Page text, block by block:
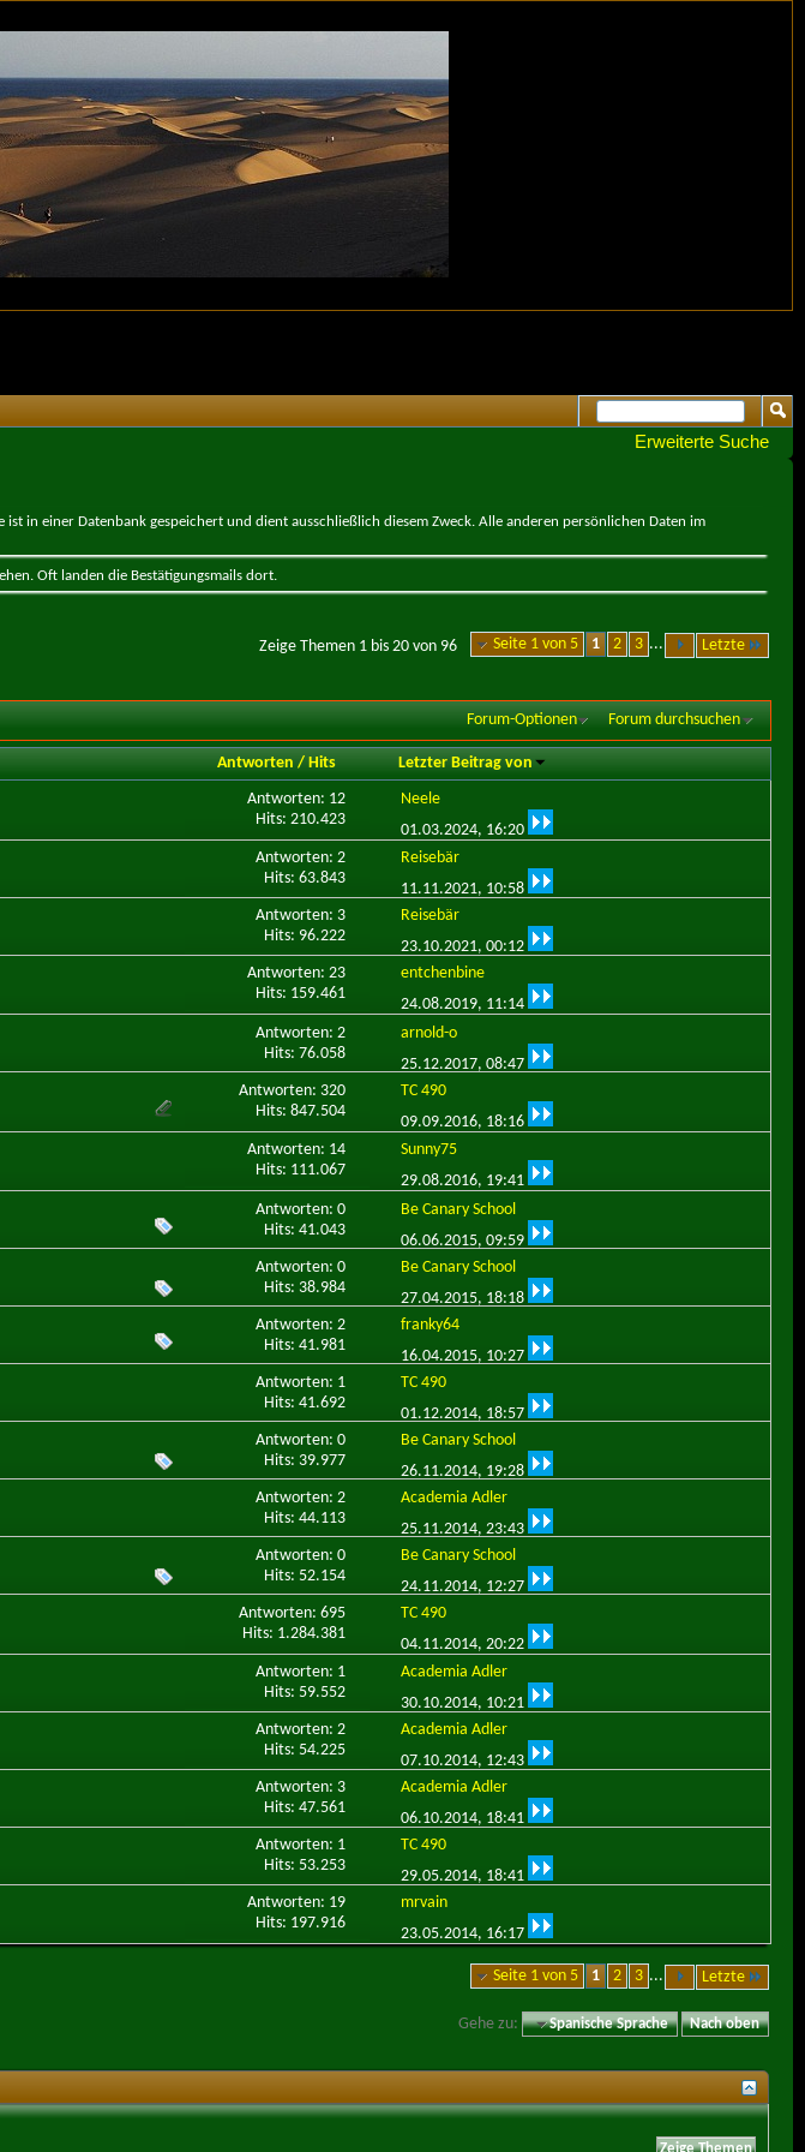
Erweiterte Suche
in einer Datenbank gespeichert und dient ausschließlich diesem Zweck. Alle anderen persönlichen Daten im
Oft landen die Bestätigungsmails dort.
Seite 1 von 5 1 2 3 ... Letzte
Zeige Themen 1 bis 20 von 96
Forum-Optionen Forum durchsuchen
Antworten / Hits
Letzter Beitrag von
Antworten: 12
Hits: 210.423
Neele
01.03.2024, 16:20
Antworten: 2
Hits: 63.843
Reisebär
11.11.2021, 10:58
Antworten: 3
Hits: 96.222
Reisebär
23.10.2021, 00:12
Antworten: 23
Hits: 159.461
entchenbine
24.08.2019, 11:14
Antworten: 2
Hits: 76.058
arnold-o
25.12.2017, 08:47
Antworten: 320
Hits: 847.504
TC 490
09.09.2016, 18:16
Antworten: 14
Hits: 111.067
Sunny75
29.08.2016, 19:41
Antworten: 0
Hits: 41.043
Be Canary School
06.06.2015, 09:59
Antworten: 0
Hits: 38.984
Be Canary School
27.04.2015, 18:18
Antworten: 2
Hits: 41.981
franky64
16.04.2015, 10:27
Antworten: 1
Hits: 41.692
TC 490
01.12.2014, 18:57
Antworten: 0
Hits: 39.977
Be Canary School
26.11.2014, 19:28
Antworten: 2
Hits: 44.113
Academia Adler
25.11.2014, 23:43
Antworten: 0
Hits: 52.154
Be Canary School
24.11.2014, 12:27
Antworten: 695
Hits: 1.284.381
TC 490
04.11.2014, 20:22
Antworten: 1
Hits: 59.552
Academia Adler
30.10.2014, 10:21
Antworten: 2
Hits: 54.225
Academia Adler
07.10.2014, 12:43
Antworten: 3
Hits: 47.561
Academia Adler
06.10.2014, 18:41
Antworten: 1
Hits: 53.253
TC 490
29.05.2014, 18:41
Antworten: 19
Hits: 197.916
mrvain
23.05.2014, 16:17
Seite 1 von 5 1 2 3 ... Letzte
Gehe zu: Spanische Sprache Nach oben